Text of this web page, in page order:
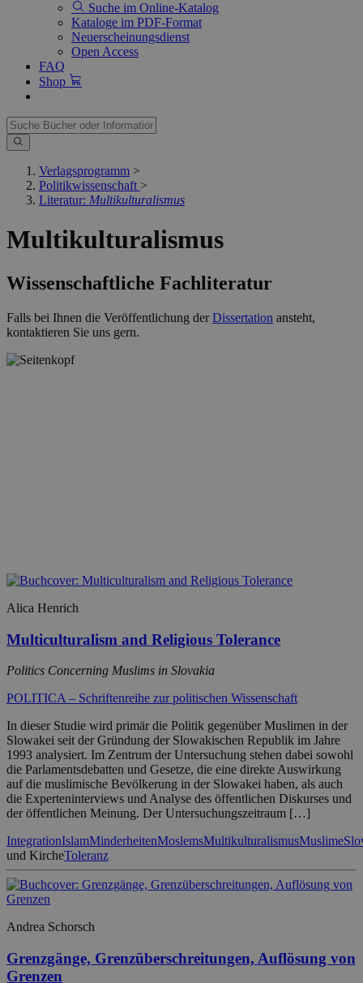
Suche im Online-Katalog
Kataloge im PDF-Format
Neuerscheinungsdienst
Open Access
FAQ
Shop
Verlagsprogramm >
Politikwissenschaft >
Literatur: Multikulturalismus
Multikulturalismus
Wissenschaftliche Fachliteratur
Falls bei Ihnen die Veröffentlichung derDissertation ansteht,
kontaktieren Sie uns gern.
Alica Henrich
Multiculturalism and Religious Tolerance
Politics Concerning Muslims in Slovakia
POLITICA – Schriftenreihe zur politischen Wissenschaft
In dieser Studie wird primär die Politik gegenüber Muslimen in der
Slowakei seit der Gründung der Slowakischen Republik im Jahre
1993 analysiert. Im Zentrum der Untersuchung stehen dabei sowohl
die Parlamentsdebatten und Gesetze, die eine direkte Auswirkung
auf die muslimische Bevölkerung in der Slowakei haben, als auch
die Experteninterviews und Analyse des öffentlichen Diskurses und
der öffentlichen Meinung. Der Untersuchungszeitraum […]
IntegrationIslamMinderheitenMoslemsMultikulturalismusMuslime
und KircheToleranz
Andrea Schorsch
Grenzgänge, Grenzüberschreitungen, Auflösung von
Grenzen